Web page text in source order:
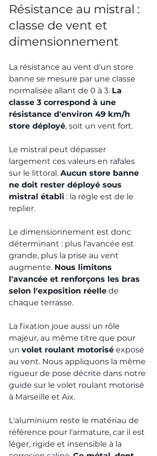
Résistance au mistral :
classe de vent et
dimensionnement
La résistance au vent d'un store
banne se mesure par une classe
normalisée allant de 0 à 3. La
classe 3 correspond à une
résistance d'environ 49 km/h
store déployé, soit un vent fort.
Le mistral peut dépasser
largement ces valeurs en rafales
sur le littoral. Aucun store banne
ne doit rester déployé sous
mistral établi : la règle est de le
replier.
Le dimensionnement est donc
déterminant : plus l'avancée est
grande, plus la prise au vent
augmente. Nous limitons
l'avancée et renforçons les bras
selon l'exposition réelle de
chaque terrasse.
La fixation joue aussi un rôle
majeur, au même titre que pour
un volet roulant motorisé exposé
au vent. Nous appliquons la même
rigueur de pose décrite dans notre
guide sur le volet roulant motorisé
à Marseille et Aix.
L'aluminium reste le matériau de
référence pour l'armature, car il est
léger, rigide et insensible à la